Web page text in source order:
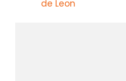
de Leon